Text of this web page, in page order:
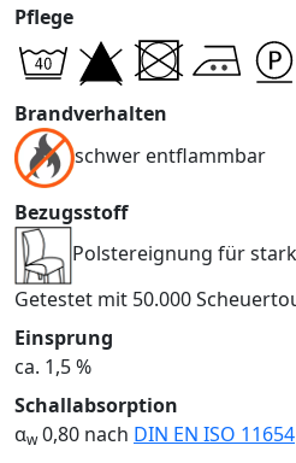
Pflege
Brandverhalten
schwer entflammbar
Bezugsstoff
Polstereignung für
Getestet mit 50.000
Einsprung
ca. 1,5 %
Schallabsorption
αw0,80 nach DIN EN ISO 11654